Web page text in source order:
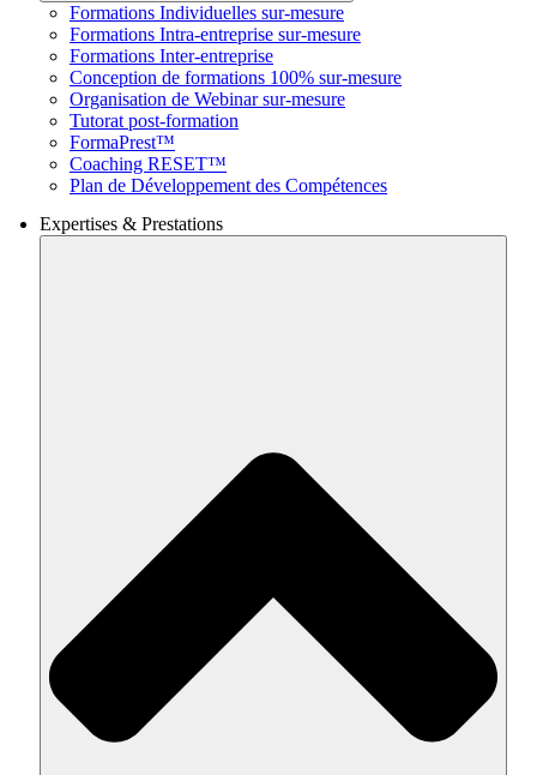
Formations Individuelles sur-mesure
Formations Intra-entreprise sur-mesure
Formations Inter-entreprise
Conception de formations 100% sur-mesure
Organisation de Webinar sur-mesure
Tutorat post-formation
FormaPrest™
Coaching RESET™
Plan de Développement des Compétences
Expertises & Prestations